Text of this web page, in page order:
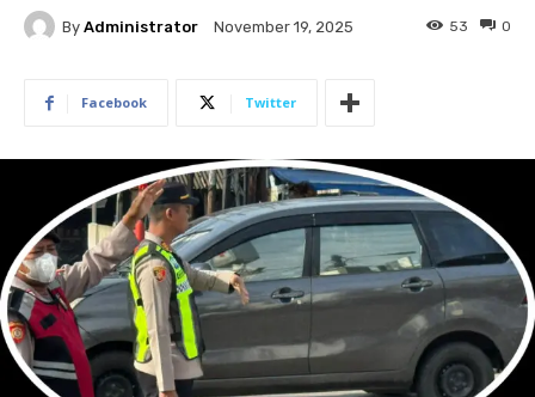
By Administrator November 19, 2025 0
53
Facebook Twitter